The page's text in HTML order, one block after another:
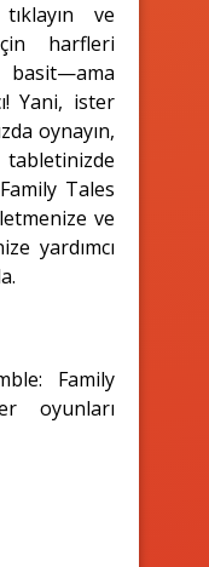
ve
harfleri
Yani, ister
oynayın,
Tales
ve
yardımcı
Family
oyunları